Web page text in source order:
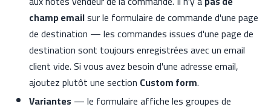
champ emailsur le formulaire de commande d'une page
de destination — les commandes issues d'une page de
destination sont toujours enregistrées avec un email
client vide. Si vous avez besoin d'une adresse email,
ajoutez plutôt une section Custom form.
Variantes — le formulaire affiche les groupes de